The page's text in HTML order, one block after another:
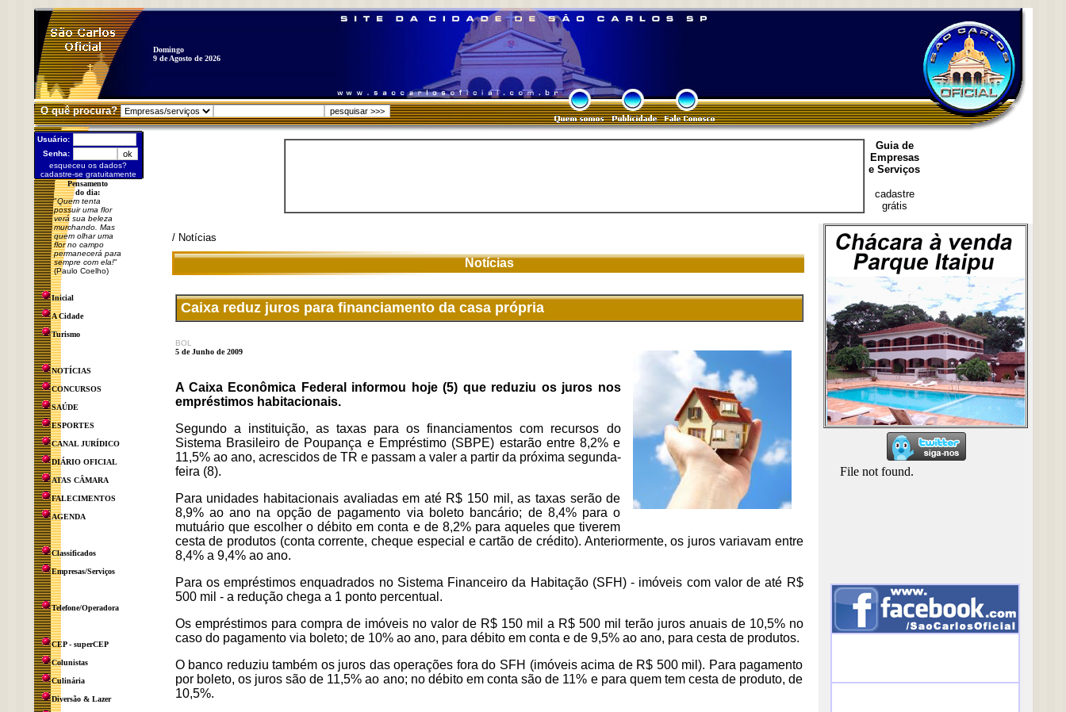
Domingo
9 de Agosto de 2026
O quê procura?
Usuário:
Senha:
esqueceu os dados?
cadastre-se gratuitamente
Pensamento
do dia:
"Quem tenta
possuir uma flor
verá sua beleza
murchando. Mas
quem olhar uma
flor no campo
permanecerá para
sempre com ela!"
(Paulo Coelho)
Inicial
A Cidade
Turismo
NOTÍCIAS
CONCURSOS
SAÚDE
ESPORTES
CANAL JURÍDICO
DIÁRIO OFICIAL
ATAS CÂMARA
FALECIMENTOS
AGENDA
Classificados
Empresas/Serviços
Telefone/Operadora
CEP - superCEP
Colunistas
Culinária
Diversão & Lazer
Guia de
Empresas
e Serviços
cadastre
grátis
/ Notícias
Notícias
Caixa reduz juros para financiamento da casa própria
BOL
5 de Junho de 2009
A Caixa Econômica Federal informou hoje (5) que reduziu os juros nos
empréstimos habitacionais.
Segundo a instituição, as taxas para os financiamentos com recursos do
Sistema Brasileiro de Poupança e Empréstimo (SBPE) estarão entre 8,2% e
11,5% ao ano, acrescidos de TR e passam a valer a partir da próxima segunda-
feira (8).
Para unidades habitacionais avaliadas em até R$ 150 mil, as taxas serão de
8,9% ao ano na opção de pagamento via boleto bancário; de 8,4% para o
mutuário que escolher o débito em conta e de 8,2% para aqueles que tiverem
cesta de produtos (conta corrente, cheque especial e cartão de crédito). Anteriormente, os juros variavam entre
8,4% a 9,4% ao ano.
Para os empréstimos enquadrados no Sistema Financeiro da Habitação (SFH) - imóveis com valor de até R$
500 mil - a redução chega a 1 ponto percentual.
Os empréstimos para compra de imóveis no valor de R$ 150 mil a R$ 500 mil terão juros anuais de 10,5% no
caso do pagamento via boleto; de 10% ao ano, para débito em conta e de 9,5% ao ano, para cesta de produtos.
O banco reduziu também os juros das operações fora do SFH (imóveis acima de R$ 500 mil). Para pagamento
por boleto, os juros são de 11,5% ao ano; no débito em conta são de 11% e para quem tem cesta de produto, de
10,5%.